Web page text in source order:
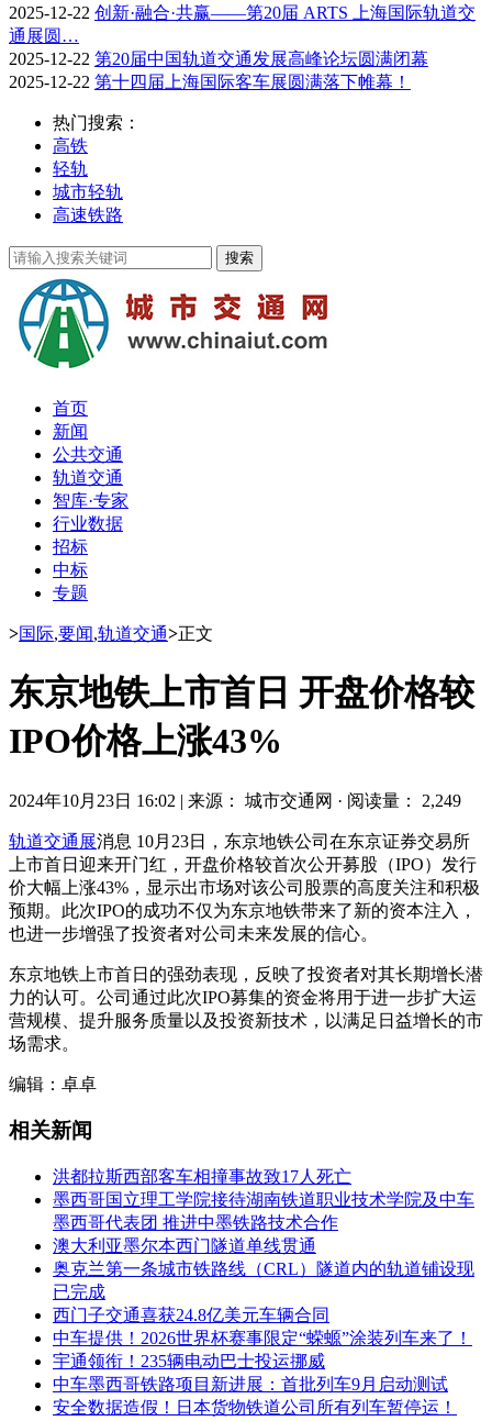
2025-12-22 创新·融合·共赢——第20届 ARTS 上海国际轨道交
通展圆…
2025-12-22 第20届中国轨道交通发展高峰论坛圆满闭幕
2025-12-22 第十四届上海国际客车展圆满落下帷幕！
热门搜索：
高铁
轻轨
城市轻轨
高速铁路
首页
新闻
公共交通
轨道交通
智库·专家
行业数据
招标
中标
专题
>国际,要闻,轨道交通>正文
东京地铁上市首日 开盘价格较
IPO价格上涨43%
2024年10月23日 16:02 | 来源： 城市交通网 · 阅读量： 2,249
轨道交通展消息 10月23日，东京地铁公司在东京证券交易所
上市首日迎来开门红，开盘价格较首次公开募股（IPO）发行
价大幅上涨43%，显示出市场对该公司股票的高度关注和积极
预期。此次IPO的成功不仅为东京地铁带来了新的资本注入，
也进一步增强了投资者对公司未来发展的信心。
东京地铁上市首日的强劲表现，反映了投资者对其长期增长潜
力的认可。公司通过此次IPO募集的资金将用于进一步扩大运
营规模、提升服务质量以及投资新技术，以满足日益增长的市
场需求。
编辑：卓卓
相关新闻
洪都拉斯西部客车相撞事故致17人死亡
墨西哥国立理工学院接待湖南铁道职业技术学院及中车
墨西哥代表团 推进中墨铁路技术合作
澳大利亚墨尔本西门隧道单线贯通
奥克兰第一条城市铁路线（CRL）隧道内的轨道铺设现
已完成
西门子交通喜获24.8亿美元车辆合同
中车提供！2026世界杯赛事限定“蝾螈”涂装列车来了！
宇通领衔！235辆电动巴士投运挪威
中车墨西哥铁路项目新进展：首批列车9月启动测试
安全数据造假！日本货物铁道公司所有列车暂停运！